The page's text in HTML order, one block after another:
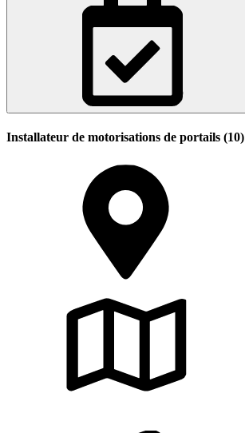
Installateur de motorisations de portails (10)